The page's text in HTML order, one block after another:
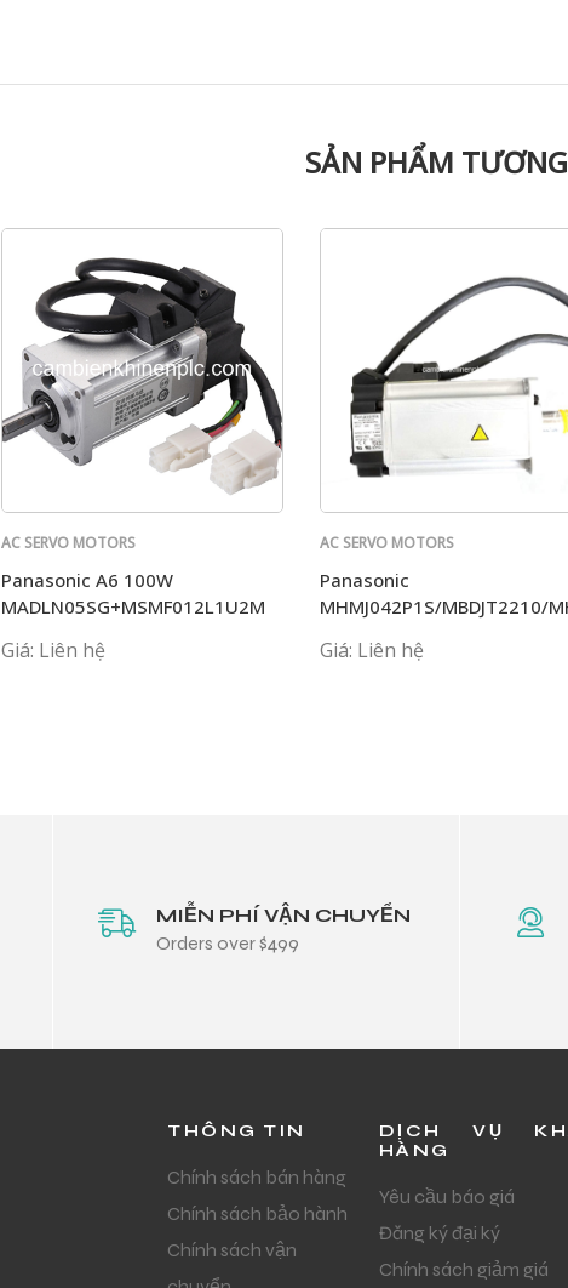
SẢN PHẨM
AC SERVO MOTORS
Panasonic A6 100W
MADLN05SG+MSMF012L1U2M
Giá: Liên hệ
AC SERVO MOTORS
Panasonic
MHMJ042P1S/MBDJT2210/
Giá: Liên hệ
MIỄN PHÍ VẬN CHUYỂN
Orders over $499
THÔNG TIN
Chính sách bán hàng
Chính sách bảo hành
Chính sách vận
DỊCH VỤ
HÀNG
Yêu cầu báo giá
Đăng ký đại ký
Chính sách giảm giá